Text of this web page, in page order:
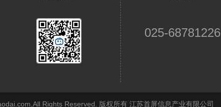
025-68781226
Rights Reserved. 版权所有 江苏首屏信息产业有限公司